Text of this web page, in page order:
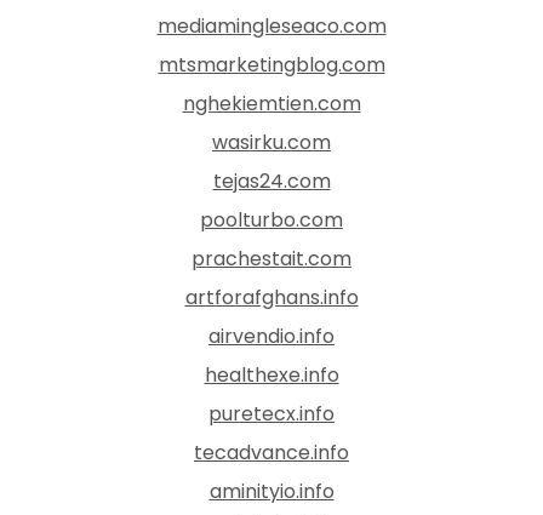
mediamingleseaco.com
mtsmarketingblog.com
nghekiemtien.com
wasirku.com
tejas24.com
poolturbo.com
prachestait.com
artforafghans.info
airvendio.info
healthexe.info
puretecx.info
tecadvance.info
aminityio.info